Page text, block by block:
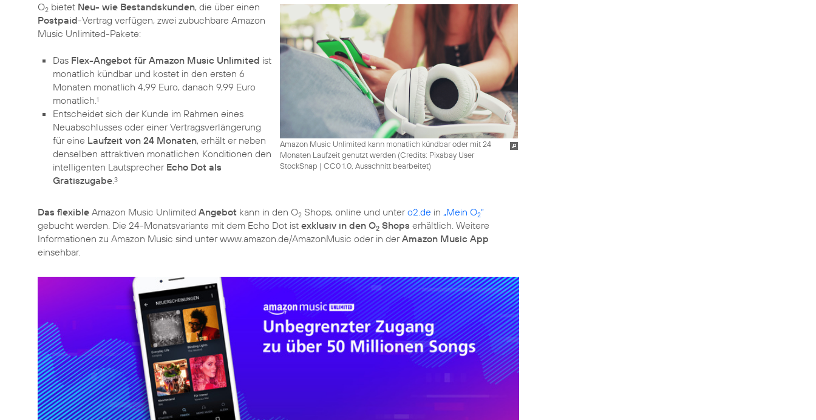
Amazon Music Unlimited kann monatlich kündbar oder mit 24
Monaten Laufzeit genutzt werden (Credits: Pixabay User
StockSnap | CC0 1.0, Ausschnitt bearbeitet)
O2 bietet Neu- wie Bestandskunden, die über einen
Postpaid-Vertrag verfügen, zwei zubuchbare Amazon
Music Unlimited-Pakete:
Das Flex-Angebot für Amazon Music Unlimited ist
monatlich kündbar und kostet in den ersten 6
Monaten monatlich 4,99 Euro, danach 9,99 Euro
monatlich.1
Entscheidet sich der Kunde im Rahmen eines
Neuabschlusses oder einer Vertragsverlängerung
für eine Laufzeit von 24 Monaten, erhält er neben
denselben attraktiven monatlichen Konditionen den
intelligenten Lautsprecher Echo Dot als
Gratiszugabe.3
Das flexible Amazon Music Unlimited Angebot kann in den O2 Shops, online und untero2.de in „Mein O2“
gebucht werden. Die 24-Monatsvariante mit dem Echo Dot ist exklusiv in den O2 Shops erhältlich. Weitere
Informationen zu Amazon Music sind unter www.amazon.de/AmazonMusic oder in derAmazon Music App
einsehbar.